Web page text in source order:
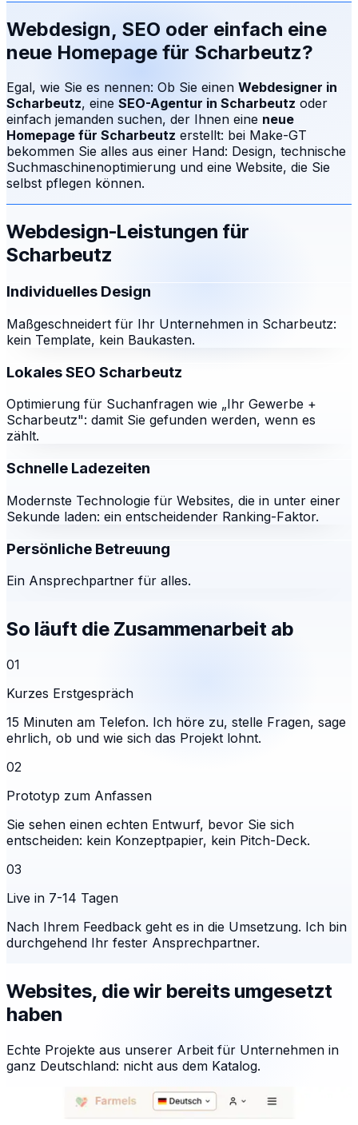
Webdesign, SEO oder einfach eine
neue Homepage für Scharbeutz?
Egal, wie Sie es nennen: Ob Sie einen Webdesigner in
Scharbeutz, eine SEO-Agentur in Scharbeutz oder
einfach jemanden suchen, der Ihnen eine neue
Homepage für Scharbeutz erstellt: bei Make-GT
bekommen Sie alles aus einer Hand: Design, technische
Suchmaschinenoptimierung und eine Website, die Sie
selbst pflegen können.
Webdesign-Leistungen für
Scharbeutz
Individuelles Design
Maßgeschneidert für Ihr Unternehmen in Scharbeutz:
kein Template, kein Baukasten.
Lokales SEO Scharbeutz
Optimierung für Suchanfragen wie „Ihr Gewerbe +
Scharbeutz": damit Sie gefunden werden, wenn es
zählt.
Schnelle Ladezeiten
Modernste Technologie für Websites, die in unter einer
Sekunde laden: ein entscheidender Ranking-Faktor.
Persönliche Betreuung
Ein Ansprechpartner für alles.
So läuft die Zusammenarbeit ab
01
Kurzes Erstgespräch
15 Minuten am Telefon. Ich höre zu, stelle Fragen, sage
ehrlich, ob und wie sich das Projekt lohnt.
02
Prototyp zum Anfassen
Sie sehen einen echten Entwurf, bevor Sie sich
entscheiden: kein Konzeptpapier, kein Pitch-Deck.
03
Live in 7-14 Tagen
Nach Ihrem Feedback geht es in die Umsetzung. Ich bin
durchgehend Ihr fester Ansprechpartner.
Websites, die wir bereits umgesetzt
haben
Echte Projekte aus unserer Arbeit für Unternehmen in
ganz Deutschland: nicht aus dem Katalog.